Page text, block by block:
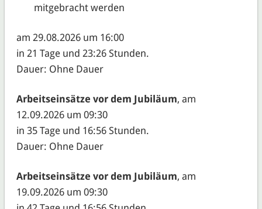
mitgebracht werden
am 29.08.2026 um 16:00
in 21 Tage und 23:26 Stunden.
Dauer: Ohne Dauer
Arbeitseinsätze vor dem Jubiläum, am
12.09.2026 um 09:30
in 35 Tage und 16:56 Stunden.
Dauer: Ohne Dauer
Arbeitseinsätze vor dem Jubiläum, am
19.09.2026 um 09:30